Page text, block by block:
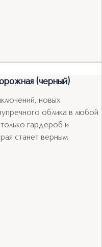
(черный)
новых
облика в любой
гардероб и
станет верным